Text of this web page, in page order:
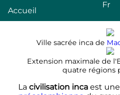
Accueil
Fr
Ville sacrée inca de
Extension maximale de
quatre régions
La civilisation incaest une